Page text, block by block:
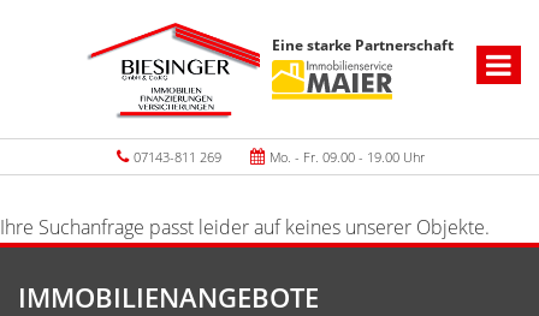
Eine starke Partnerschaft
07143-811 269 Mo. - Fr. 09.00 - 19.00 Uhr
Ihre Suchanfrage passt leider auf keines unserer Objekte.
IMMOBILIENANGEBOTE